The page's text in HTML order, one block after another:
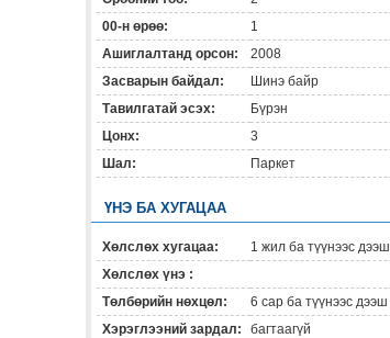
00-н өрөө:
1
Ашиглалтанд орсон:
2008
Засварын байдал:
Шинэ байр
Тавилгатай эсэх:
Бүрэн
Цонх:
3
Шал:
Паркет
ҮНЭ БА ХУГАЦАА
Хөлслөх хугацаа:
1 жил ба түүнээс дээш
Хөлслөх үнэ :
Төлбөрийн нөхцөл:
6 сар ба түүнээс дээш
Хэрэглээний зардал:
багтаагүй